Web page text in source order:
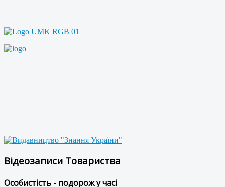
Відеозаписи Товариства
Особистість - подорож у часі